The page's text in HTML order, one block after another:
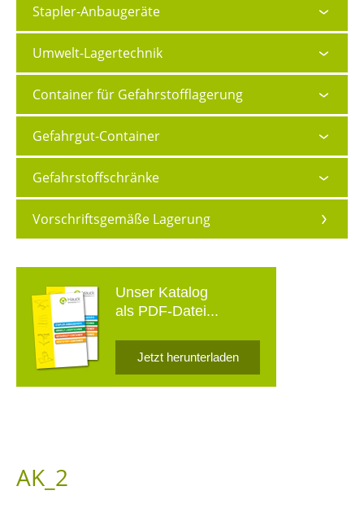
Stapler-Anbaugeräte
Umwelt-Lagertechnik
Container für Gefahrstofflagerung
Gefahrgut-Container
Gefahrstoffschränke
Vorschriftsgemäße Lagerung
Unser Katalog
als PDF-Datei...
Jetzt herunterladen
AK_2